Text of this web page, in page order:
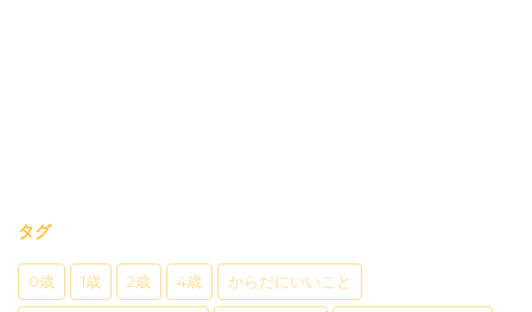
タグ
0歳 1歳 2歳 4歳 からだにいいこと